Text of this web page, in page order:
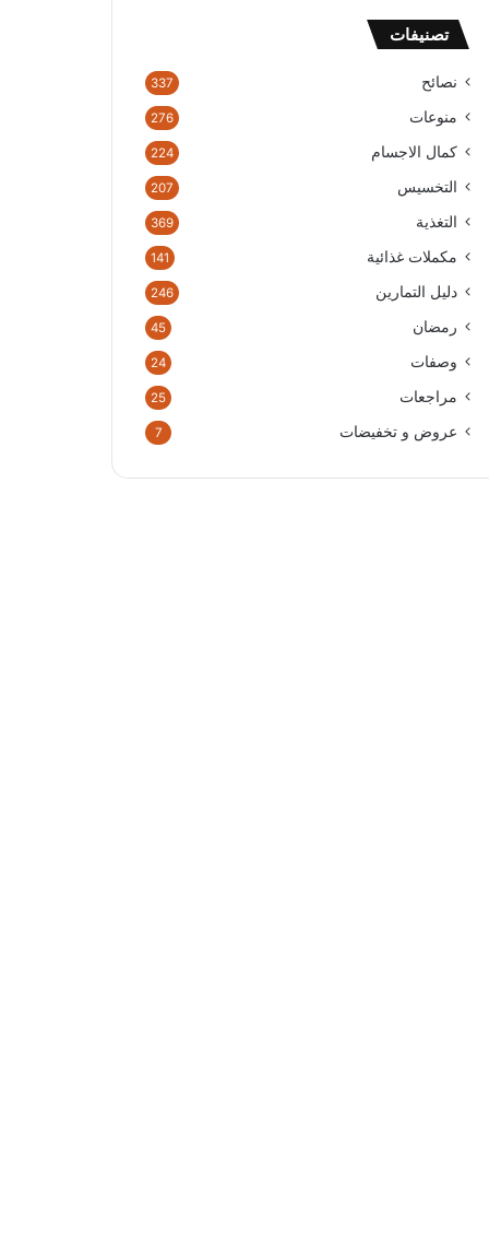
تصنيفات
نصائح 337
منوعات 276
كمال الاجسام 224
التخسيس 207
التغذية 369
مكملات غذائية 141
دليل التمارين 246
رمضان 45
وصفات 24
مراجعات 25
عروض و تخفيضات 7